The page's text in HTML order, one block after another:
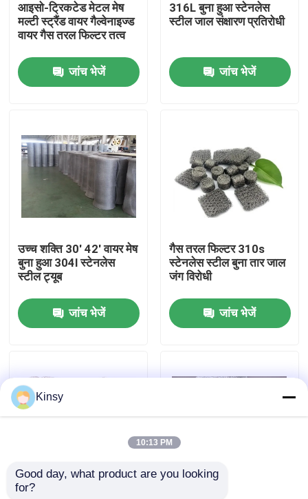
उत्पाद
कारखाने का दौरा
गुणवत्ता नियंत्रण
समाचार
बुना तार जाल स्क्रीन
आइसो-ट्रिकटेड मेटल मेष
मल्टी स्ट्रैंड वायर गैल्वेनाइज्ड
वायर गैस तरल फिल्टर तत्व
जांच भेजें
316L बुना हुआ स्टेनलेस
स्टील जाल संक्षारण प्रतिरोधी
जांच भेजें
उच्च शक्ति 30' 42' वायर मेष
बुना हुआ 304l स्टेनलेस
स्टील ट्यूब
जांच भेजें
गैस तरल फिल्टर 310s
स्टेनलेस स्टील बुना तार जाल
जंग विरोधी
जांच भेजें
फिल्टर तत्व गैस तरल तांबा
Kinsy
10:13 PM
Good day, what product are you looking
for?